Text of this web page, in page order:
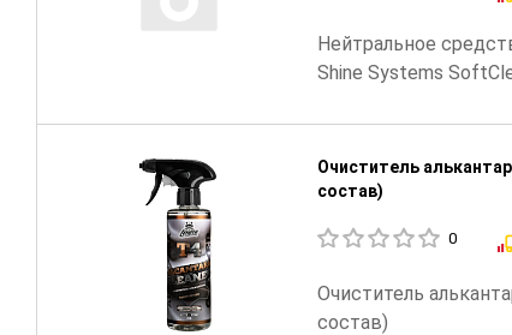
Нейтральное
Shine Systems
Очиститель
состав)
0
Очиститель
состав)